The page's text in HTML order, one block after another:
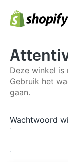
Deze winkel
Gebruik het
gaan.
Wachtwoord